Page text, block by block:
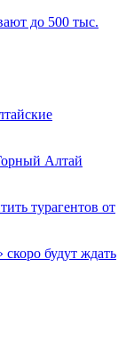
до 500 тыс.
Алтай
турагентов от
будут ждать